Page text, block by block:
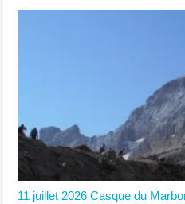
11 juillet 2026 Casque du